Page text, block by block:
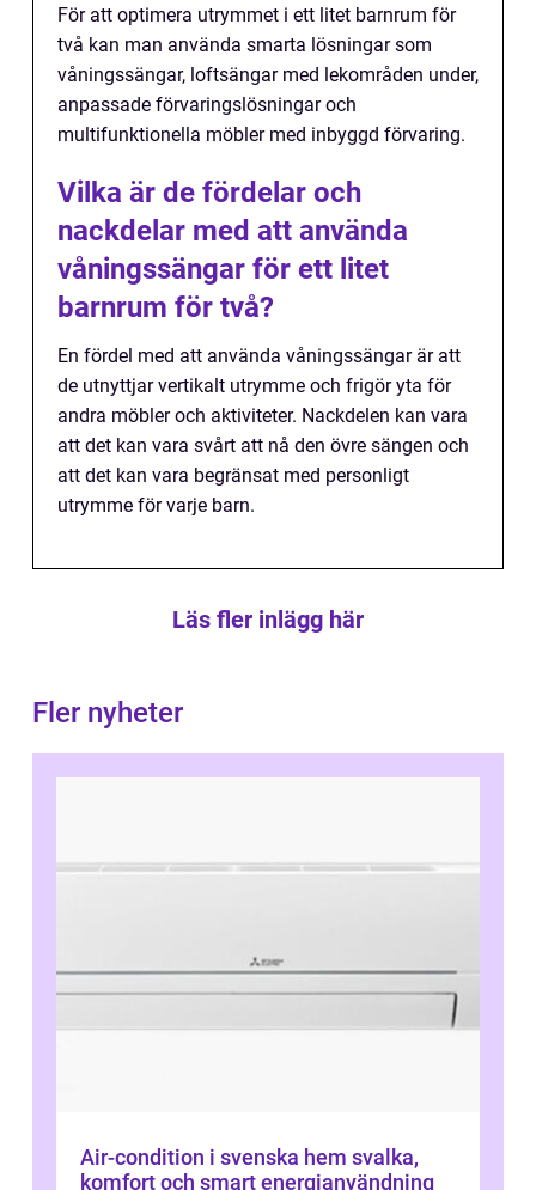
För att optimera utrymmet i ett litet barnrum för
två kan man använda smarta lösningar som
våningssängar, loftsängar med lekområden under,
anpassade förvaringslösningar och
multifunktionella möbler med inbyggd förvaring.
Vilka är de fördelar och
nackdelar med att använda
våningssängar för ett litet
barnrum för två?
En fördel med att använda våningssängar är att
de utnyttjar vertikalt utrymme och frigör yta för
andra möbler och aktiviteter. Nackdelen kan vara
att det kan vara svårt att nå den övre sängen och
att det kan vara begränsat med personligt
utrymme för varje barn.
Läs fler inlägg här
Fler nyheter
Air-condition i svenska hem svalka,
komfort och smart energianvändning